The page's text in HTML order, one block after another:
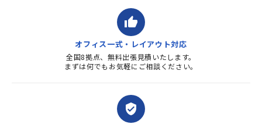
thumb_up
オフィス一式・レイアウト対応
全国8拠点、無料出張見積いたします。
まずは何でもお気軽にご相談ください。
verified_user